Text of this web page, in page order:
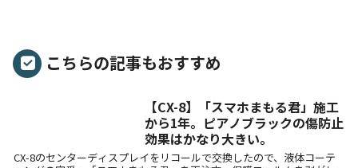
こちらの記事もおすすめ
【CX-8】「スマホまもる君」施工
から1年。ピアノブラックの傷防止
効果はかなり大きい。
CX-8のセンターディスプレイをリコールで交換したので、液体コーテ